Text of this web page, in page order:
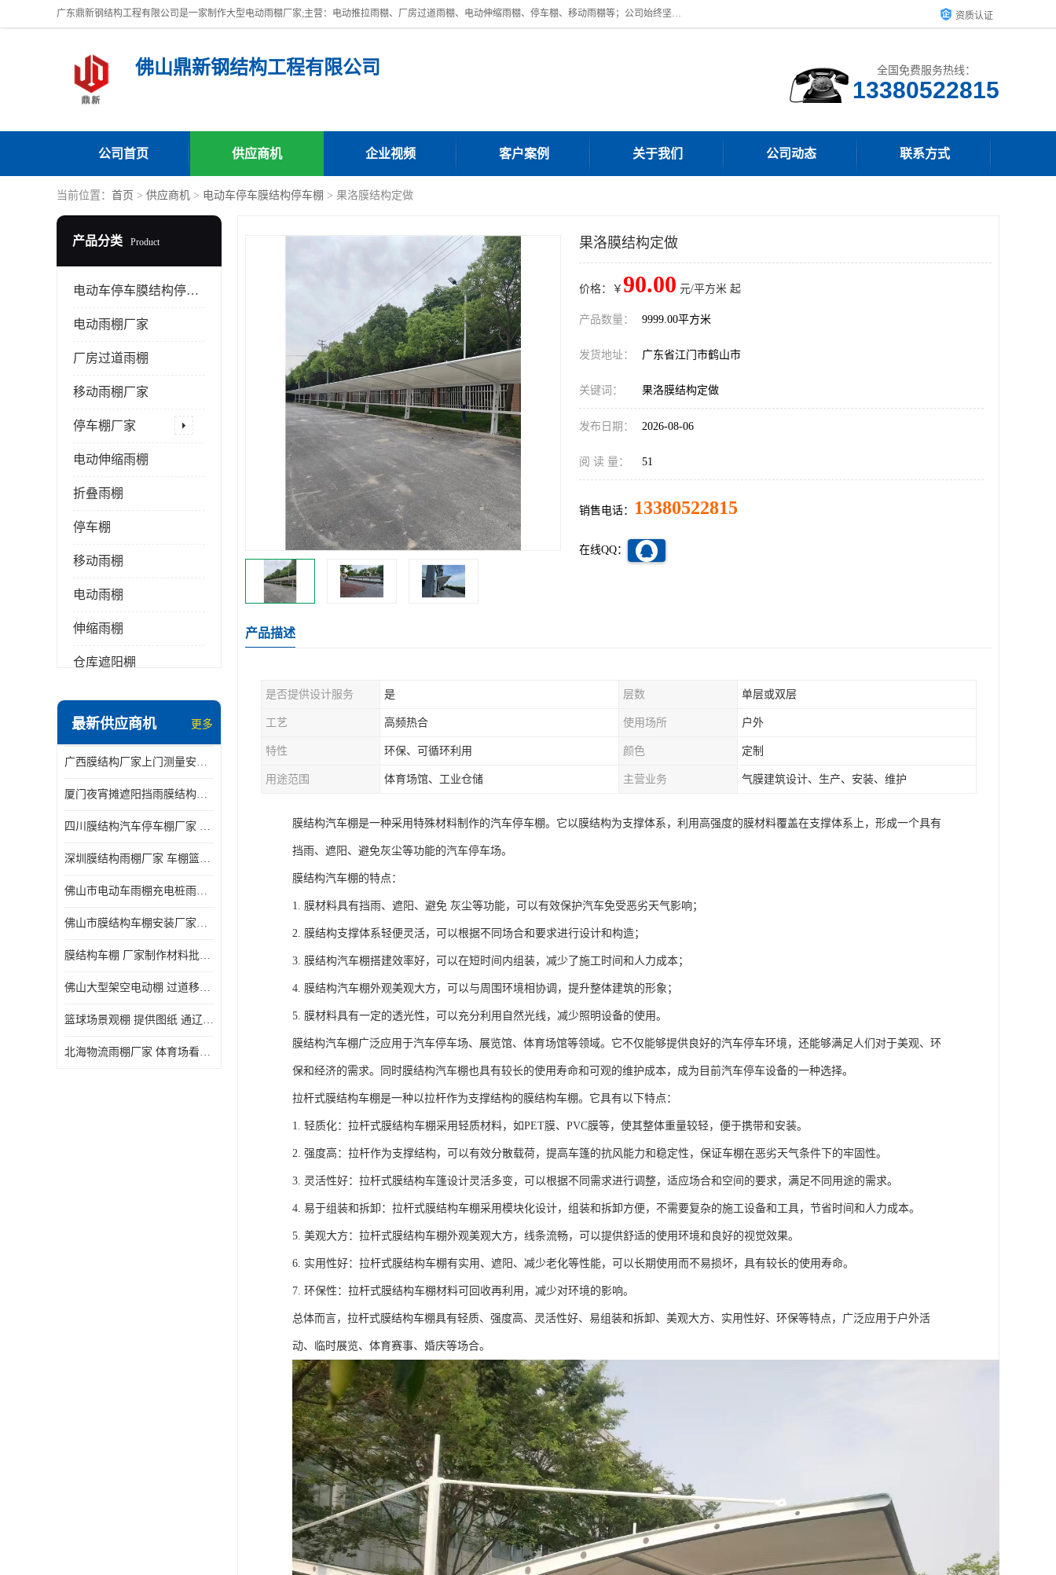
广东鼎新钢结构工程有限公司是一家制作大型电动雨棚厂家;主营：电动推拉雨棚、厂房过道雨棚、电动伸缩雨棚、停车棚、移动雨棚等；公司始终坚持结构创新,品质优越,美观形象,且售后服务好。公司充分吸纳当今休闲用品的前端技术和风格,为您带来质价相宜,时尚典雅的各种户外用品, 资质认证
佛山鼎新钢结构工程有限公司 全国免费服务热线：
13380522815
公司首页 供应商机 企业视频 客户案例 关于我们 公司动态 联系方式
当前位置： 首页 > 供应商机 > 电动车停车膜结构停车棚 > 果洛膜结构定做
产品分类 Product
电动车停车膜结构停车棚
电动雨棚厂家
厂房过道雨棚
移动雨棚厂家
停车棚厂家
电动伸缩雨棚
折叠雨棚
停车棚
移动雨棚
电动雨棚
伸缩雨棚
仓库遮阳棚
电动推拉雨棚
膜结构停景观棚
最新供应商机 更多
广西膜结构厂家上门测量安装发货，厂家发货没有差价
厦门夜宵摊遮阳挡雨膜结构雨棚设计 上门测量 款式多
四川膜结构汽车停车棚厂家 款式多 提供报价
深圳膜结构雨棚厂家 车棚篮球场体育看台 规格多样
佛山市电动车雨棚充电桩雨棚小区电动车棚
佛山市膜结构车棚安装厂家发货安装
膜结构车棚 厂家制作材料批发安装一体式工厂
佛山大型架空电动棚 过道移动雨蓬 屋轨道悬空棚免费测量
篮球场景观棚 提供图纸 通辽膜结构厂家
北海物流雨棚厂家 体育场看台雨棚 价格优惠
果洛膜结构定做
价格：￥ 90.00 元/平方米 起
产品数量： 9999.00平方米
发货地址： 广东省江门市鹤山市
关键词： 果洛膜结构定做
发布日期： 2026-08-06
阅 读 量： 51
销售电话： 13380522815
在线QQ：
产品描述
是否提供设计服务 是 层数 单层或双层
工艺 高频热合 使用场所 户外
特性 环保、可循环利用 颜色 定制
用途范围 体育场馆、工业仓储 主营业务 气膜建筑设计、生产、安装、维护
膜结构汽车棚是一种采用特殊材料制作的汽车停车棚。它以膜结构为支撑体系，利用高强度的膜材料覆盖在支撑体系上，形成一个具有
挡雨、遮阳、避免灰尘等功能的汽车停车场。
膜结构汽车棚的特点：
1. 膜材料具有挡雨、遮阳、避免 灰尘等功能，可以有效保护汽车免受恶劣天气影响；
2. 膜结构支撑体系轻便灵活，可以根据不同场合和要求进行设计和构造；
3. 膜结构汽车棚搭建效率好，可以在短时间内组装，减少了施工时间和人力成本；
4. 膜结构汽车棚外观美观大方，可以与周围环境相协调，提升整体建筑的形象；
5. 膜材料具有一定的透光性，可以充分利用自然光线，减少照明设备的使用。
膜结构汽车棚广泛应用于汽车停车场、展览馆、体育场馆等领域。它不仅能够提供良好的汽车停车环境，还能够满足人们对于美观、环
保和经济的需求。同时膜结构汽车棚也具有较长的使用寿命和可观的维护成本，成为目前汽车停车设备的一种选择。
拉杆式膜结构车棚是一种以拉杆作为支撑结构的膜结构车棚。它具有以下特点：
1. 轻质化：拉杆式膜结构车棚采用轻质材料，如PET膜、PVC膜等，使其整体重量较轻，便于携带和安装。
2. 强度高：拉杆作为支撑结构，可以有效分散载荷，提高车篷的抗风能力和稳定性，保证车棚在恶劣天气条件下的牢固性。
3. 灵活性好：拉杆式膜结构车篷设计灵活多变，可以根据不同需求进行调整，适应场合和空间的要求，满足不同用途的需求。
4. 易于组装和拆卸：拉杆式膜结构车棚采用模块化设计，组装和拆卸方便，不需要复杂的施工设备和工具，节省时间和人力成本。
5. 美观大方：拉杆式膜结构车棚外观美观大方，线条流畅，可以提供舒适的使用环境和良好的视觉效果。
6. 实用性好：拉杆式膜结构车棚有实用、遮阳、减少老化等性能，可以长期使用而不易损坏，具有较长的使用寿命。
7. 环保性：拉杆式膜结构车棚材料可回收再利用，减少对环境的影响。
总体而言，拉杆式膜结构车棚具有轻质、强度高、灵活性好、易组装和拆卸、美观大方、实用性好、环保等特点，广泛应用于户外活
动、临时展览、体育赛事、婚庆等场合。